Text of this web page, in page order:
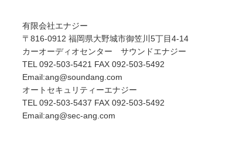
有限会社エナジー
〒816-0912 福岡県大野城市御笠川5丁目4-14
カーオーディオセンター サウンドエナジー
TEL 092-503-5421 FAX 092-503-5492
Email:ang@soundang.com
オートセキュリティーエナジー
TEL 092-503-5437 FAX 092-503-5492
Email:ang@sec-ang.com